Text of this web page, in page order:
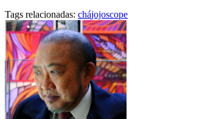
Tags relacionadas: chájojoscope